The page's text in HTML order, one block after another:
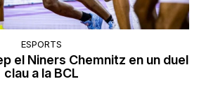
ESPORTS
el Niners Chemnitz en un duel
clau a la BCL